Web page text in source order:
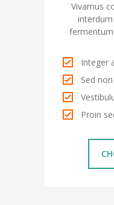
----
---- Zahleninfo
----
Unterricht
-- Allgemein
Vivamus
Integer
Sed
Proin